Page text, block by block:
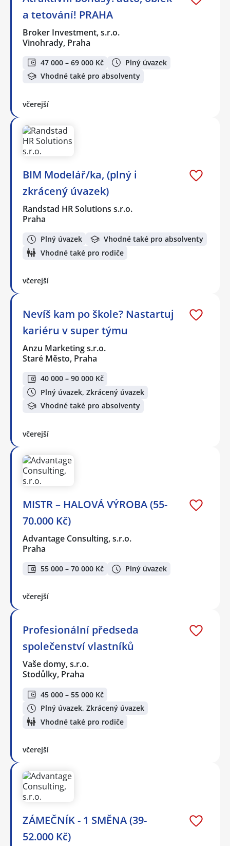
a tetování! PRAHA
Broker Investment, s.r.o.
Vinohrady, Praha
47 000 – 69 000 Kč
Plný úvazek
Vhodné také pro absolventy
včerejší
BIM Modelář/ka, (plný i
zkrácený úvazek)
Randstad HR Solutions s.r.o.
Praha
Plný úvazek
Vhodné také pro absolventy
Vhodné také pro rodiče
včerejší
Nevíš kam po škole? Nastartuj
kariéru v super týmu
Anzu Marketing s.r.o.
Staré Město, Praha
40 000 – 90 000 Kč
Plný úvazek, Zkrácený úvazek
Vhodné také pro absolventy
včerejší
MISTR – HALOVÁ VÝROBA (55-
70.000 Kč)
Advantage Consulting, s.r.o.
Praha
55 000 – 70 000 Kč Plný úvazek
včerejší
Profesionální předseda
společenství vlastníků
Vaše domy, s.r.o.
Stodůlky, Praha
45 000 – 55 000 Kč
Plný úvazek, Zkrácený úvazek
Vhodné také pro rodiče
včerejší
ZÁMEČNÍK - 1 SMĚNA (39-
52.000 Kč)